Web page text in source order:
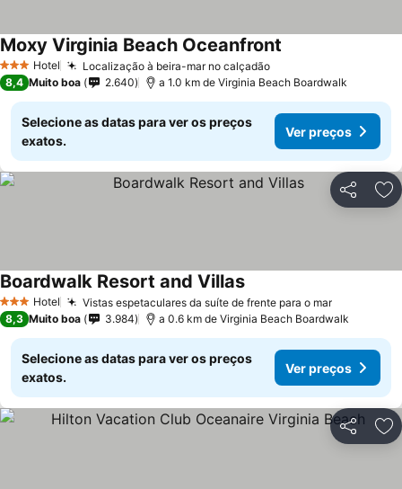
3 EstrelasHotel Localização à beira-mar no calçadão
Moxy Virginia Beach Oceanfront
8,4 Muito boa 2.640 a 1.0 km de Virginia Beach Boardwalk
Selecione as datas para ver os preços
exatos.
Ver preços
Partilhar
3 EstrelasHotel Vistas espetaculares da suíte de frente para o mar
Boardwalk Resort and Villas
8,3 Muito boa 3.984 a 0.6 km de Virginia Beach Boardwalk
Selecione as datas para ver os preços
exatos.
Ver preços
Partilhar